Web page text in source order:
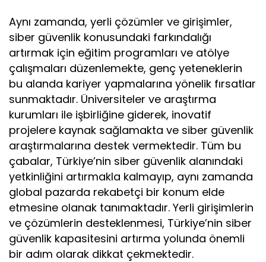
Aynı zamanda, yerli çözümler ve girişimler,
siber güvenlik konusundaki farkındalığı
artırmak için eğitim programları ve atölye
çalışmaları düzenlemekte, genç yeteneklerin
bu alanda kariyer yapmalarına yönelik fırsatlar
sunmaktadır. Üniversiteler ve araştırma
kurumları ile işbirliğine giderek, inovatif
projelere kaynak sağlamakta ve siber güvenlik
araştırmalarına destek vermektedir. Tüm bu
çabalar, Türkiye’nin siber güvenlik alanındaki
yetkinliğini artırmakla kalmayıp, aynı zamanda
global pazarda rekabetçi bir konum elde
etmesine olanak tanımaktadır. Yerli girişimlerin
ve çözümlerin desteklenmesi, Türkiye’nin siber
güvenlik kapasitesini artırma yolunda önemli
bir adım olarak dikkat çekmektedir.